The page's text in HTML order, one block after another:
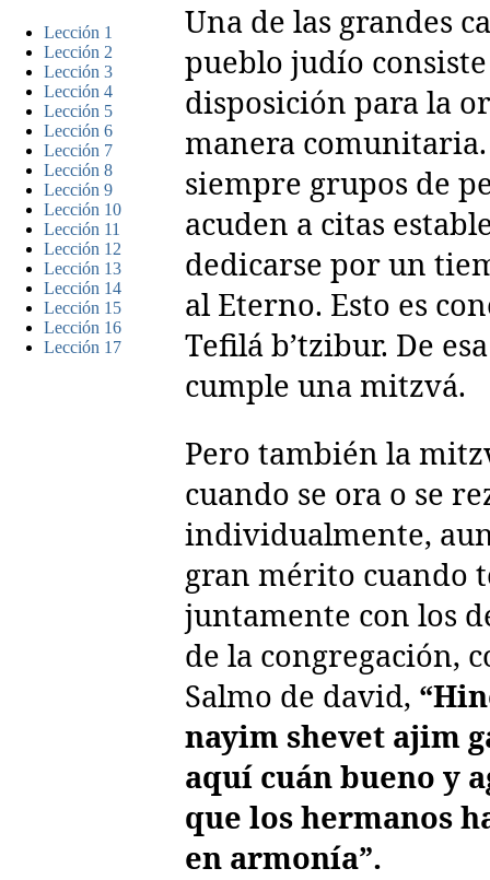
Lección 1
Lección 2
Lección 3
Lección 4
Lección 5
Lección 6
Lección 7
Lección 8
Lección 9
Lección 10
Lección 11
Lección 12
Lección 13
Lección 14
Lección 15
Lección 16
Lección 17
Una de las grandes
pueblo judío
disposición para la
manera comunitaria.
siempre grupos de
acuden a citas
dedicarse por un
al Eterno. Esto es
Tefilá b’tzibur. De
cumple una mitzvá.
Pero también la
cuando se ora o se
individualmente,
gran mérito cuando
juntamente con los
de la congregación,
Salmo de david,
nayim shevet ajim
aquí cuán bueno y
que los hermanos
en armonía”.